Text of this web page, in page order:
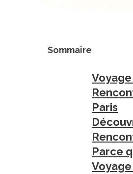
Sommaire
Paris
Parce